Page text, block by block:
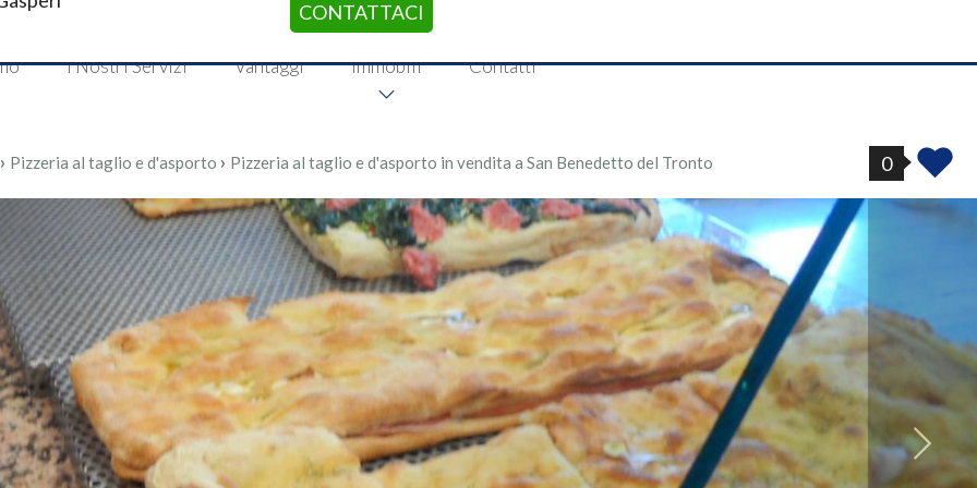
I Nostri Servizi Vantaggi Immobili Contatti
CONTATTACI
› Pizzeria al taglio e d'asporto › Pizzeria al taglio e d'asporto in vendita a San Benedetto del Tronto 0